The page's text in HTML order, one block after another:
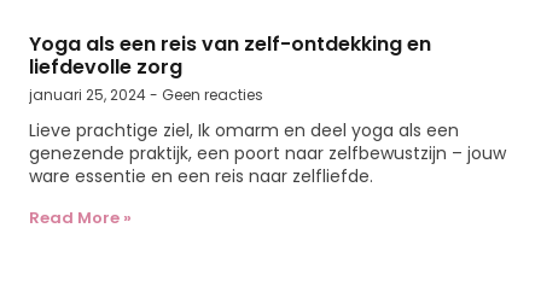
Yoga als een reis van zelf-ontdekking en
liefdevolle zorg
januari 25, 2024 Geen reacties
Lieve prachtige ziel, Ik omarm en deel yoga als een
genezende praktijk, een poort naar zelfbewustzijn – jouw
ware essentie en een reis naar zelfliefde.
Read More »